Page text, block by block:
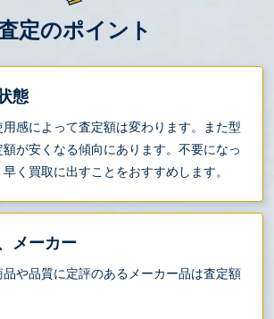
定のポイント
態
感によって査定額は変わります。また型
が安くなる傾向にあります。不要になっ
く買取に出すことをおすすめします。
メーカー
品や品質に定評のあるメーカー品は査定額